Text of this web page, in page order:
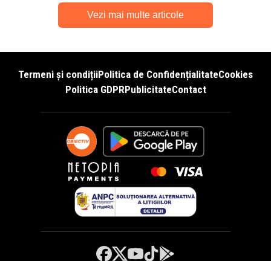
Vezi mai multe articole
Termeni și condițiiPolitica de ConfidențialitateCookies
Politica GDPRPublicitateContact